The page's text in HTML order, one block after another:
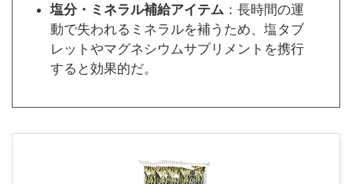
塩分・ミネラル補給アイテム ：長時間の運
動で失われるミネラルを補うため、塩タブ
レットやマグネシウムサプリメントを携行
すると効果的だ。